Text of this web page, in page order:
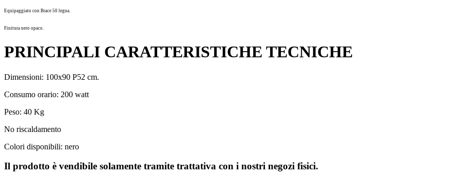
Equipaggiato con Brace 50 legna.
Finitura nero opaco.
PRINCIPALI CARATTERISTICHE TECNICHE
Dimensioni: 100x90 P52 cm.
Consumo orario: 200 watt
Peso: 40 Kg
No riscaldamento
Colori disponibili: nero
Il prodotto è vendibile solamente tramite trattativa con i nostri negozi fisici.